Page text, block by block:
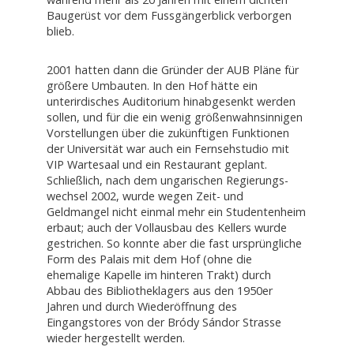
Baugerüst vor dem Fussgängerblick verborgen
blieb.
2001 hatten dann die Gründer der AUB Pläne für
größere Umbauten. In den Hof hätte ein
unterirdisches Auditorium hinabgesenkt werden
sollen, und für die ein wenig größenwahnsinnigen
Vorstellungen über die zukünftigen Funktionen
der Universität war auch ein Fernsehstudio mit
VIP Wartesaal und ein Restaurant geplant.
Schließlich, nach dem ungarischen Regierungs-
wechsel 2002, wurde wegen Zeit- und
Geldmangel nicht einmal mehr ein Studentenheim
erbaut; auch der Vollausbau des Kellers wurde
gestrichen. So konnte aber die fast ursprüngliche
Form des Palais mit dem Hof (ohne die
ehemalige Kapelle im hinteren Trakt) durch
Abbau des Bibliotheklagers aus den 1950er
Jahren und durch Wiederöffnung des
Eingangstores von der Bródy Sándor Strasse
wieder hergestellt werden.